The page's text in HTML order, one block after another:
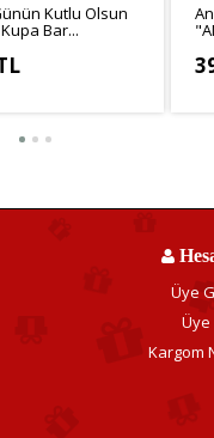
Kutlu Olsun
Bar...
Üye
Üye
Kargom